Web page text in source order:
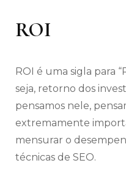
ROI
ROI é uma sigla para
seja, retorno dos
pensamos nele,
extremamente
mensurar o
técnicas de SEO.